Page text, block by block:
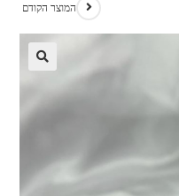
המוצר הקודם